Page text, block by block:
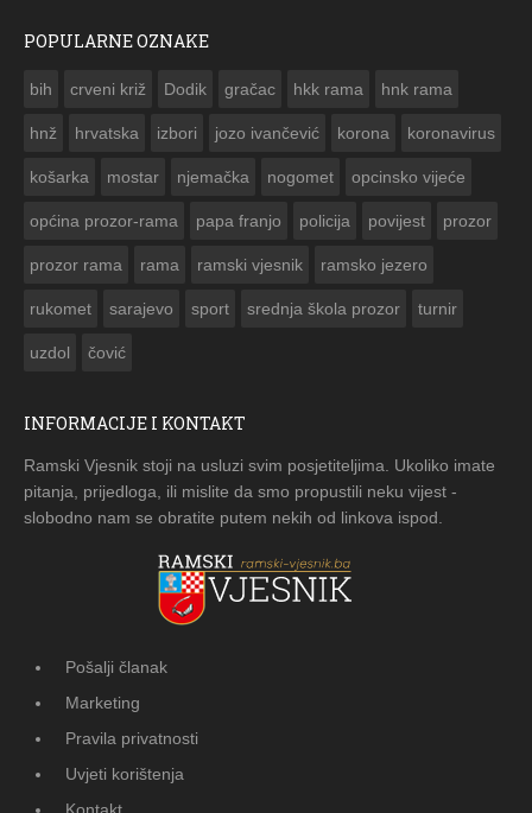
POPULARNE OZNAKE
bih crveni križ Dodik gračac hkk rama hnk rama
hnž hrvatska izbori jozo ivančević korona koronavirus
košarka mostar njemačka nogomet opcinsko vijeće
općina prozor-rama papa franjo policija povijest prozor
prozor rama rama ramski vjesnik ramsko jezero
rukomet sarajevo sport srednja škola prozor turnir
uzdol čović
INFORMACIJE I KONTAKT
Ramski Vjesnik stoji na usluzi svim posjetiteljima. Ukoliko imate
pitanja, prijedloga, ili mislite da smo propustili neku vijest -
slobodno nam se obratite putem nekih od linkova ispod.
Pošalji članak
Marketing
Pravila privatnosti
Uvjeti korištenja
Kontakt